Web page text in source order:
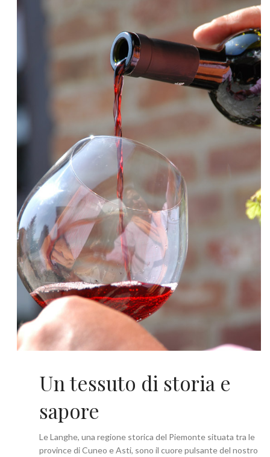
Un tessuto di storia e
sapore
Le Langhe, una regione storica del Piemonte situata tra le
province di Cuneo e Asti, sono il cuore pulsante del nostro